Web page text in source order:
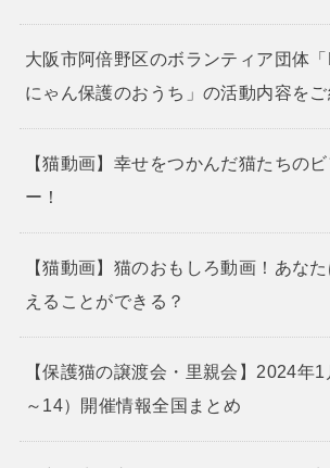
大阪市阿倍野区のボランティア団体
にゃん保護のおうち」の活動内容をご
【猫動画】幸せをつかんだ猫たちの
ー！
【猫動画】猫のおもしろ動画！あな
えることができる？
【保護猫の譲渡会・里親会】2024年
～14）開催情報全国まとめ